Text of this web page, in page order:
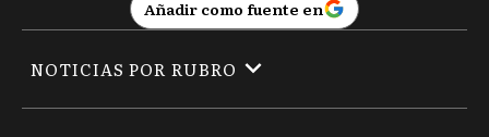
Añadir como fuente en
NOTICIAS POR RUBRO